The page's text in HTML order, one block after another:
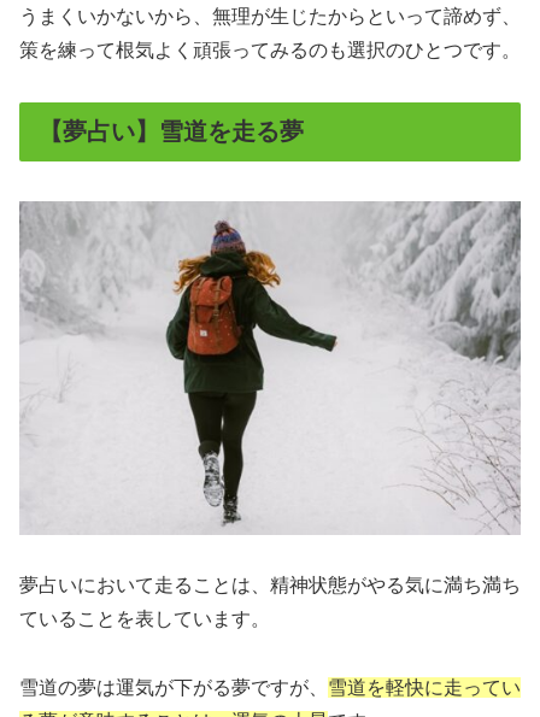
うまくいかないから、無理が生じたからといって諦めず、
策を練って根気よく頑張ってみるのも選択のひとつです。
【夢占い】雪道を走る夢
夢占いにおいて走ることは、精神状態がやる気に満ち満ち
ていることを表しています。
雪道の夢は運気が下がる夢ですが、 雪道を軽快に走ってい